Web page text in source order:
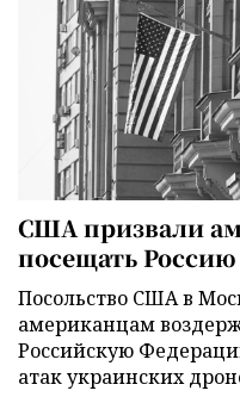
США призвали
посещать Россию
Посольство США в
американцам
Российскую
атак украинских